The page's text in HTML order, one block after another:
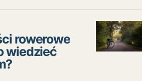
rowerowe
wiedzieć